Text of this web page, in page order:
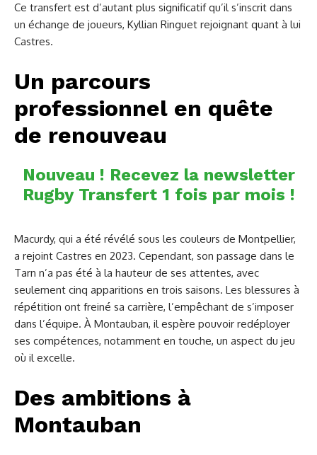
Ce transfert est d’autant plus significatif qu’il s’inscrit dans
un échange de joueurs, Kyllian Ringuet rejoignant quant à lui
Castres.
Un parcours
professionnel en quête
de renouveau
Nouveau ! Recevez la newsletter
Rugby Transfert 1 fois par mois !
Macurdy, qui a été révélé sous les couleurs de Montpellier,
a rejoint Castres en 2023. Cependant, son passage dans le
Tarn n’a pas été à la hauteur de ses attentes, avec
seulement cinq apparitions en trois saisons. Les blessures à
répétition ont freiné sa carrière, l’empêchant de s’imposer
dans l’équipe. À Montauban, il espère pouvoir redéployer
ses compétences, notamment en touche, un aspect du jeu
où il excelle.
Des ambitions à
Montauban